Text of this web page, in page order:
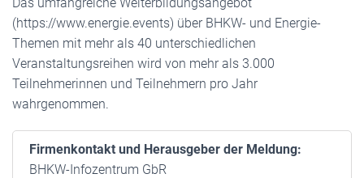
(https://www.energie.events) über BHKW- und Energie-
Themen mit mehr als 40 unterschiedlichen
Veranstaltungsreihen wird von mehr als 3.000
Teilnehmerinnen und Teilnehmern pro Jahr
wahrgenommen.
Firmenkontakt und Herausgeber der Meldung:
BHKW-Infozentrum GbR